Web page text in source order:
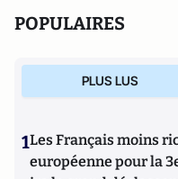
POPULAIRES
PLUS LUS
1Les Français moins
européenne pour la